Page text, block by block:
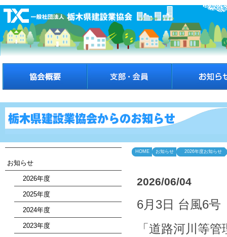
お知らせ
2026年度
2025年度
2024年度
2023年度
HOME お知らせ 2026年度お知らせ
2026/06/04
6月3日 台風6号
「道路河川等